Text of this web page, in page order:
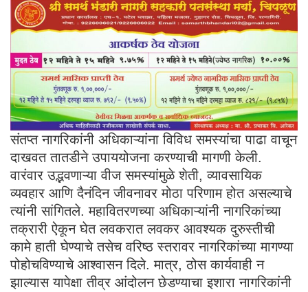
संतप्त नागरिकांनी अधिकाऱ्यांना विविध समस्यांचा पाढा वाचून
दाखवत तातडीने उपाययोजना करण्याची मागणी केली.
वारंवार उद्भवणाऱ्या वीज समस्यांमुळे शेती, व्यावसायिक
व्यवहार आणि दैनंदिन जीवनावर मोठा परिणाम होत असल्याचे
त्यांनी सांगितले. महावितरणच्या अधिकाऱ्यांनी नागरिकांच्या
तक्रारी ऐकून घेत लवकरात लवकर आवश्यक दुरुस्तीची
कामे हाती घेण्याचे तसेच वरिष्ठ स्तरावर नागरिकांच्या मागण्या
पोहोचविण्याचे आश्वासन दिले. मात्र, ठोस कार्यवाही न
झाल्यास यापेक्षा तीव्र आंदोलन छेडण्याचा इशारा नागरिकांनी